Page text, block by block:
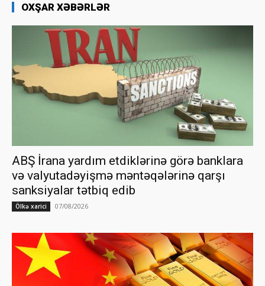
OXŞAR XƏBƏRLƏR
ABŞ İrana yardım etdiklərinə görə banklara
və valyutadəyişmə məntəqələrinə qarşı
sanksiyalar tətbiq edib
Ölkə xarici 07/08/2026